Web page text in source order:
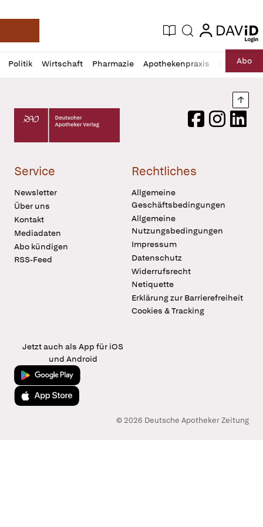
Deutsche Apotheker Zeitung
Aktuelle Ausgabe
Suche login
login
Politik Wirtschaft Pharmazie Apothekenpraxis RechtAbo
Profil
öffnen
Daz
Pur
Deutscher Apotheker Verlag Logo
FacebookInstagram
Service
Newsletter
Über uns
Kontakt
Mediadaten
Abo kündigen
RSS-Feed
Rechtliches
Allgemeine
Geschäftsbedingungen
Allgemeine
Nutzungsbedingungen
Impressum
Datenschutz
Widerrufsrecht
Netiquette
Erklärung zur Barrierefreiheit
Cookies & Tracking
Jetzt auch als App für iOS
und Android
Jetzt bei Google Play
Laden im App Store
© 2026 Deutsche Apotheker Zeitung